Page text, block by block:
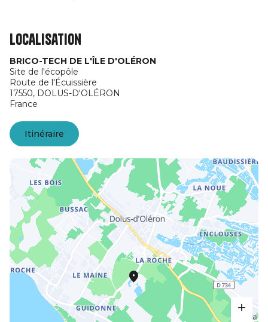
Localisation
BRICO-TECH DE L'ÎLE D'OLÉRON
Site de l'écopôle
Route de l'Écuissière
17550, DOLUS-D'OLÉRON
France
Itinéraire